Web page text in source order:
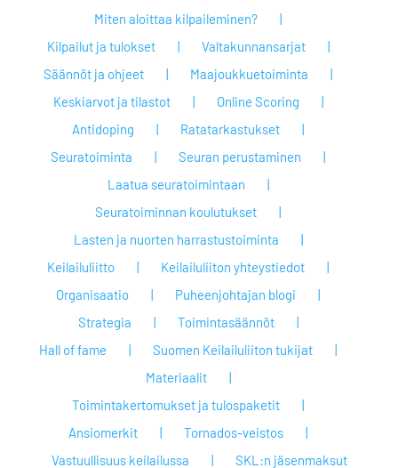
Miten aloittaa kilpaileminen?
Kilpailut ja tulokset
Valtakunnansarjat
Säännöt ja ohjeet
Maajoukkuetoiminta
Keskiarvot ja tilastot
Online Scoring
Antidoping
Ratatarkastukset
Seuratoiminta
Seuran perustaminen
Laatua seuratoimintaan
Seuratoiminnan koulutukset
Lasten ja nuorten harrastustoiminta
Keilailuliitto
Keilailuliiton yhteystiedot
Organisaatio
Puheenjohtajan blogi
Strategia
Toimintasäännöt
Hall of fame
Suomen Keilailuliiton tukijat
Materiaalit
Toimintakertomukset ja tulospaketit
Ansiomerkit
Tornados-veistos
Vastuullisuus keilailussa
SKL:n jäsenmaksut